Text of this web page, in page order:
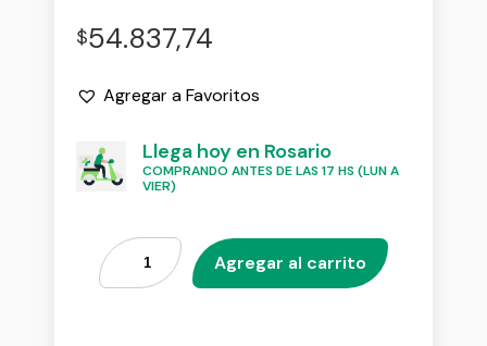
$54.837,74
Agregar a Favoritos
Llega hoy en Rosario
COMPRANDO ANTES DE LAS 17 HS (LUN A
VIER)
Agregar al carrito